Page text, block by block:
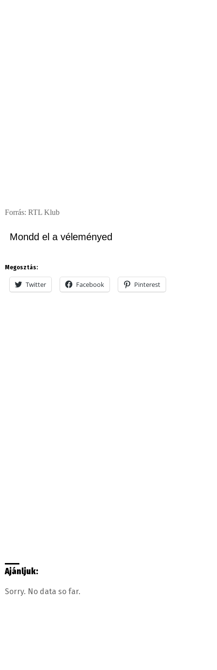
Forrás: RTL Klub
Mondd el a véleményed
Megosztás:
Twitter Facebook Pinterest
Ajánljuk:
Sorry. No data so far.